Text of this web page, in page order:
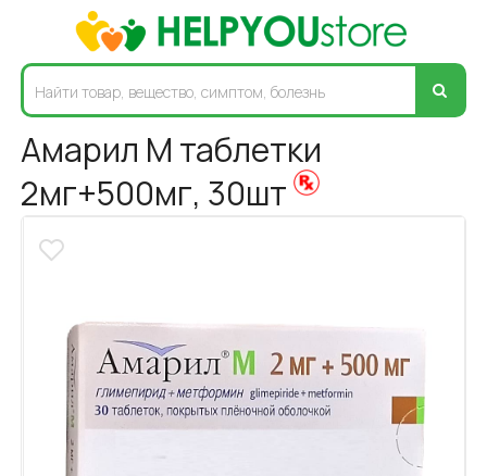
Амарил М таблетки
2мг+500мг, 30шт